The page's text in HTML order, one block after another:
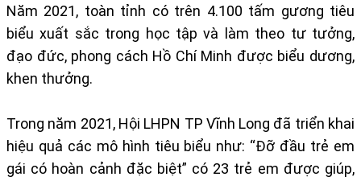
Năm 2021, toàn tỉnh có trên 4.100 tấm gương tiêu
biểu xuất sắc trong học tập và làm theo tư tưởng,
đạo đức, phong cách Hồ Chí Minh được biểu dương,
khen thưởng.
Trong năm 2021, Hội LHPN TP Vĩnh Long đã triển khai
hiệu quả các mô hình tiêu biểu như: “Đỡ đầu trẻ em
gái có hoàn cảnh đặc biệt” có 23 trẻ em được giúp,